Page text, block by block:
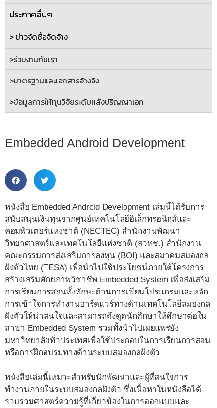
ประกาศอื่นๆ
> ข่าวจัดซื้อจัดจ้าง
>ร่วมงานกับเรา
>มาตรฐานและเอกสารอ้างอิง
>ข้อมูลการให้ทุนวิจัยระดับหลังปริญญาเอก
Embedded Android Development
หนังสือ Embedded Android Development เล่มนี้ได้รับการ
สนับสนุนเงินทุนจากศูนย์เทคโนโลยีอิเล็กทรอนิกส์และ
คอมพิวเตอร์แห่งชาติ (NECTEC) สำนักงานพัฒนา
วิทยาศาสตร์และเทคโนโลยีแห่งชาติ (สวทช.) สำนักงาน
คณะกรรมการส่งเสริมการลงทุน (BOI) และสมาคมสมองกล
ฝังตัวไทย (TESA) เพื่อนำไปใช้ประโยชน์ภายใต้โครงการ
สร้างเสริมศักยภาพวิชาชีพ Embedded System เพื่อส่งเสริม
การเรียนการสอนทั้งทักษะด้านการเขียนโปรแกรมและหลัก
การเข้าใจการทำงานฮาร์ดแวร์ทางด้านเทคโนโลยีสมองกล
ฝังตัวให้น่าสนใจและสามารถดึงดูดนักศึกษาให้ศึกษาต่อใน
สาขา Embedded System รวมทั้งนำไปเผยแพร่ยัง
มหาวิทยาลัยทั่วประเทศเพื่อใช้ประกอบในการเรียนการสอน
หรือการฝึกอบรมทางด้านระบบสมองกลฝังตัว
หนังสือเล่มนี้เหมาะสำหรับนักพัฒนาและผู้ที่สนใจการ
ทำงานภายในระบบสมองกลฝังตัว ซึ่งเนื้อหาในหนังสือได้
รวบรวมศาสตร์ความรู้ที่เกี่ยวข้องในการออกแบบและ